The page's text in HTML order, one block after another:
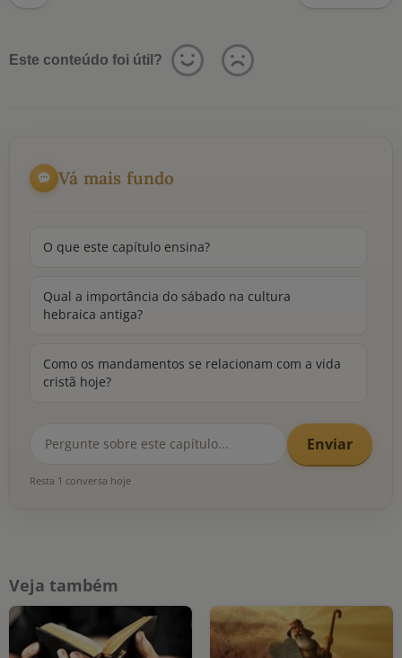
Este conteúdo foi útil?
Vá mais fundo
O que este capítulo ensina?
Qual a importância do sábado na cultura
hebraica antiga?
Como os mandamentos se relacionam com a vida
cristã hoje?
Enviar
Resta 1 conversa hoje
Veja também